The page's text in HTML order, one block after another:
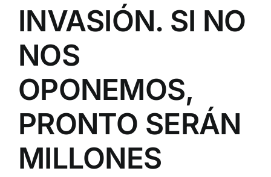
INVASIÓN. SI NO
NOS
OPONEMOS,
PRONTO SERÁN
MILLONES